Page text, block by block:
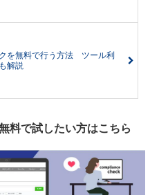
を無料で行う方法 ツール利
解説
料で試したい方はこちら